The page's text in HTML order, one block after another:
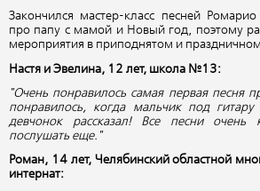
Закончился мастер-класс песней
про папу с мамой и Новый год, поэтому
мероприятия в приподнятом и
Настя и Эвелина, 12 лет, школа №13:
"Очень понравилось самая первая
понравилось, когда мальчик под
девчонок рассказал! Все песни очень
послушать еще."
Роман, 14 лет, Челябинский областной
интернат: